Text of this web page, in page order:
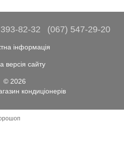
82-32 (067) 547-29-20
інформація
версія сайту
© 2026
кондиціонерів